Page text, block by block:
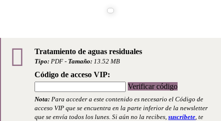
Tratamiento de aguas residuales
Tipo: PDF - Tamaño: 13.52 MB
Código de acceso VIP:
Verificar código
Nota: Para acceder a este contenido es necesario el Código de
acceso VIP que se encuentra en la parte inferior de la newsletter
que se envía todos los lunes. Si aún no la recibes,suscríbete, te